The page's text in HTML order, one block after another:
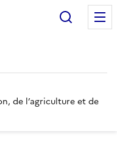
de l’agriculture et de